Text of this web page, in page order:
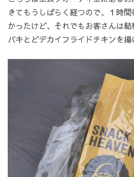
きてもうしばらく経つので、１時
かったけど、それでもお客さんは
パキとどデカイフライドチキンを揚